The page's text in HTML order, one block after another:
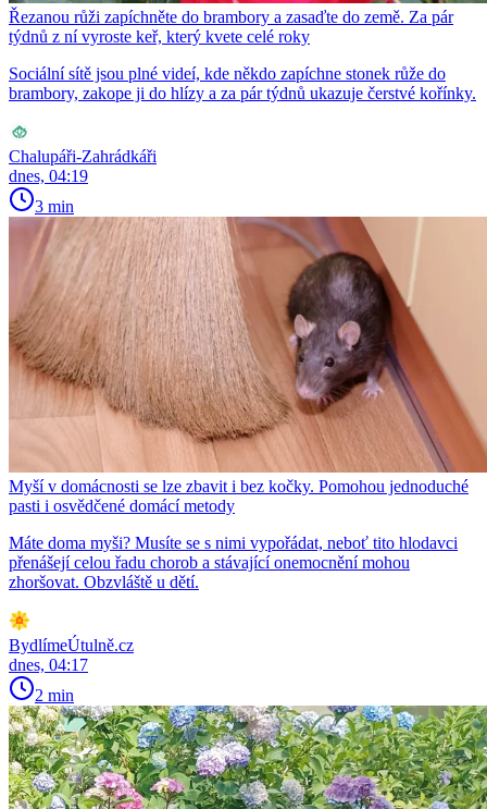
Řezanou růži zapíchněte do brambory a zasaďte do země. Za pár
týdnů z ní vyroste keř, který kvete celé roky
Sociální sítě jsou plné videí, kde někdo zapíchne stonek růže do
brambory, zakope ji do hlízy a za pár týdnů ukazuje čerstvé kořínky.
Chalupáři-Zahrádkáři
dnes, 04:19
3 min
Myší v domácnosti se lze zbavit i bez kočky. Pomohou jednoduché
pasti i osvědčené domácí metody
Máte doma myši? Musíte se s nimi vypořádat, neboť tito hlodavci
přenášejí celou řadu chorob a stávající onemocnění mohou
zhoršovat. Obzvláště u dětí.
BydlímeÚtulně.cz
dnes, 04:17
2 min